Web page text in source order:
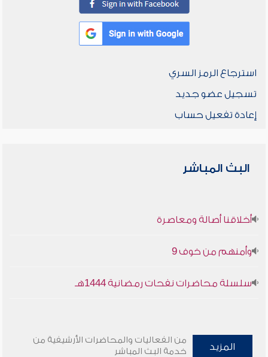
استرجاع الرمز السري
تسجيل عضو جديد
إعادة تفعيل حساب
البث المباشر
أخلاقنا أصالة ومعاصرة
وأمنهم من خوف 9
سلسلة محاضرات نفحات رمضانية 1444هـ
المزيد
من الفعاليات والمحاضرات الأرشيفية من
خدمة البث المباشر